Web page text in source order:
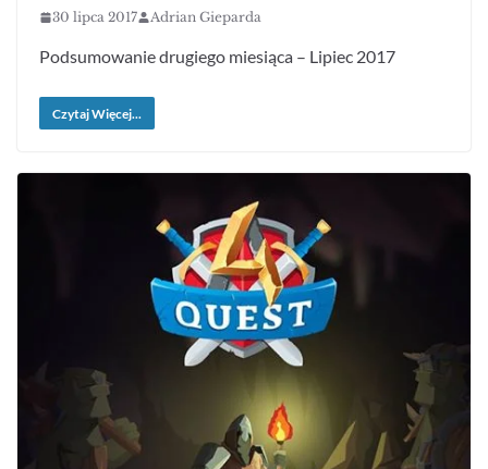
30 lipca 2017 Adrian Gieparda
Podsumowanie drugiego miesiąca – Lipiec 2017
Czytaj Więcej...